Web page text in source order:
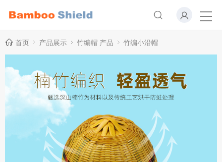
首页 产品展示 竹编帽 产品 竹编小沿帽